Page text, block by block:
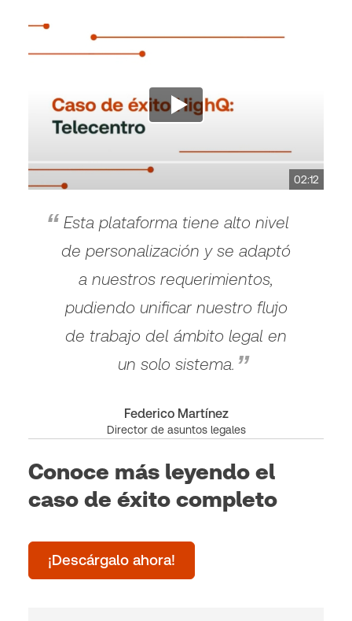
02:12
Esta plataforma tiene alto nivel
de personalización y se adaptó
a nuestros requerimientos,
pudiendo unificar nuestro flujo
de trabajo del ámbito legal en
un solo sistema.
Federico Martínez
Director de asuntos legales
Conoce más leyendo el
caso de éxito completo
¡Descárgalo ahora!